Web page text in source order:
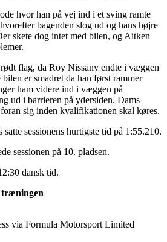
hvor han på vej ind i et sving ramte
bagenden slog ud og hans højre
skete dog intet med bilen, og Aitken
rødt flag, da Roy Nissany endte i væggen
er smadret da han først rammer
ham videre ind i væggen på
ud i barrieren på ydersiden. Dams
sig inden kvalifikationen skal køres.
sessionens hurtigste tid på 1:55.210.
sessionen på 10. pladsen.
dansk tid.
træningen
via Formula Motorsport Limited